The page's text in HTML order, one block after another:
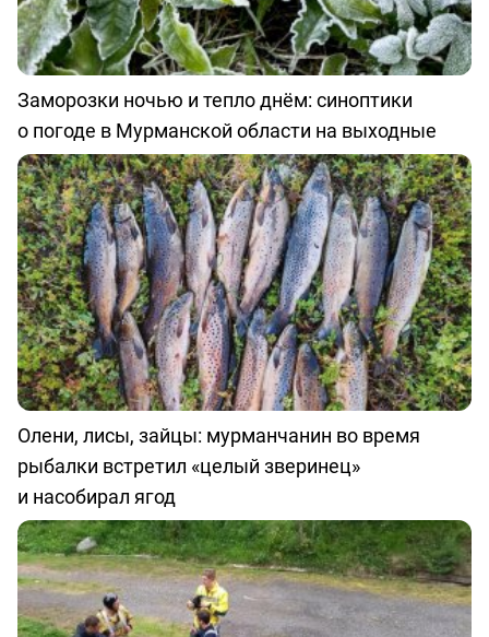
Заморозки ночью и тепло днём: синоптики
о погоде в Мурманской области на выходные
Олени, лисы, зайцы: мурманчанин во время
рыбалки встретил «целый зверинец»
и насобирал ягод